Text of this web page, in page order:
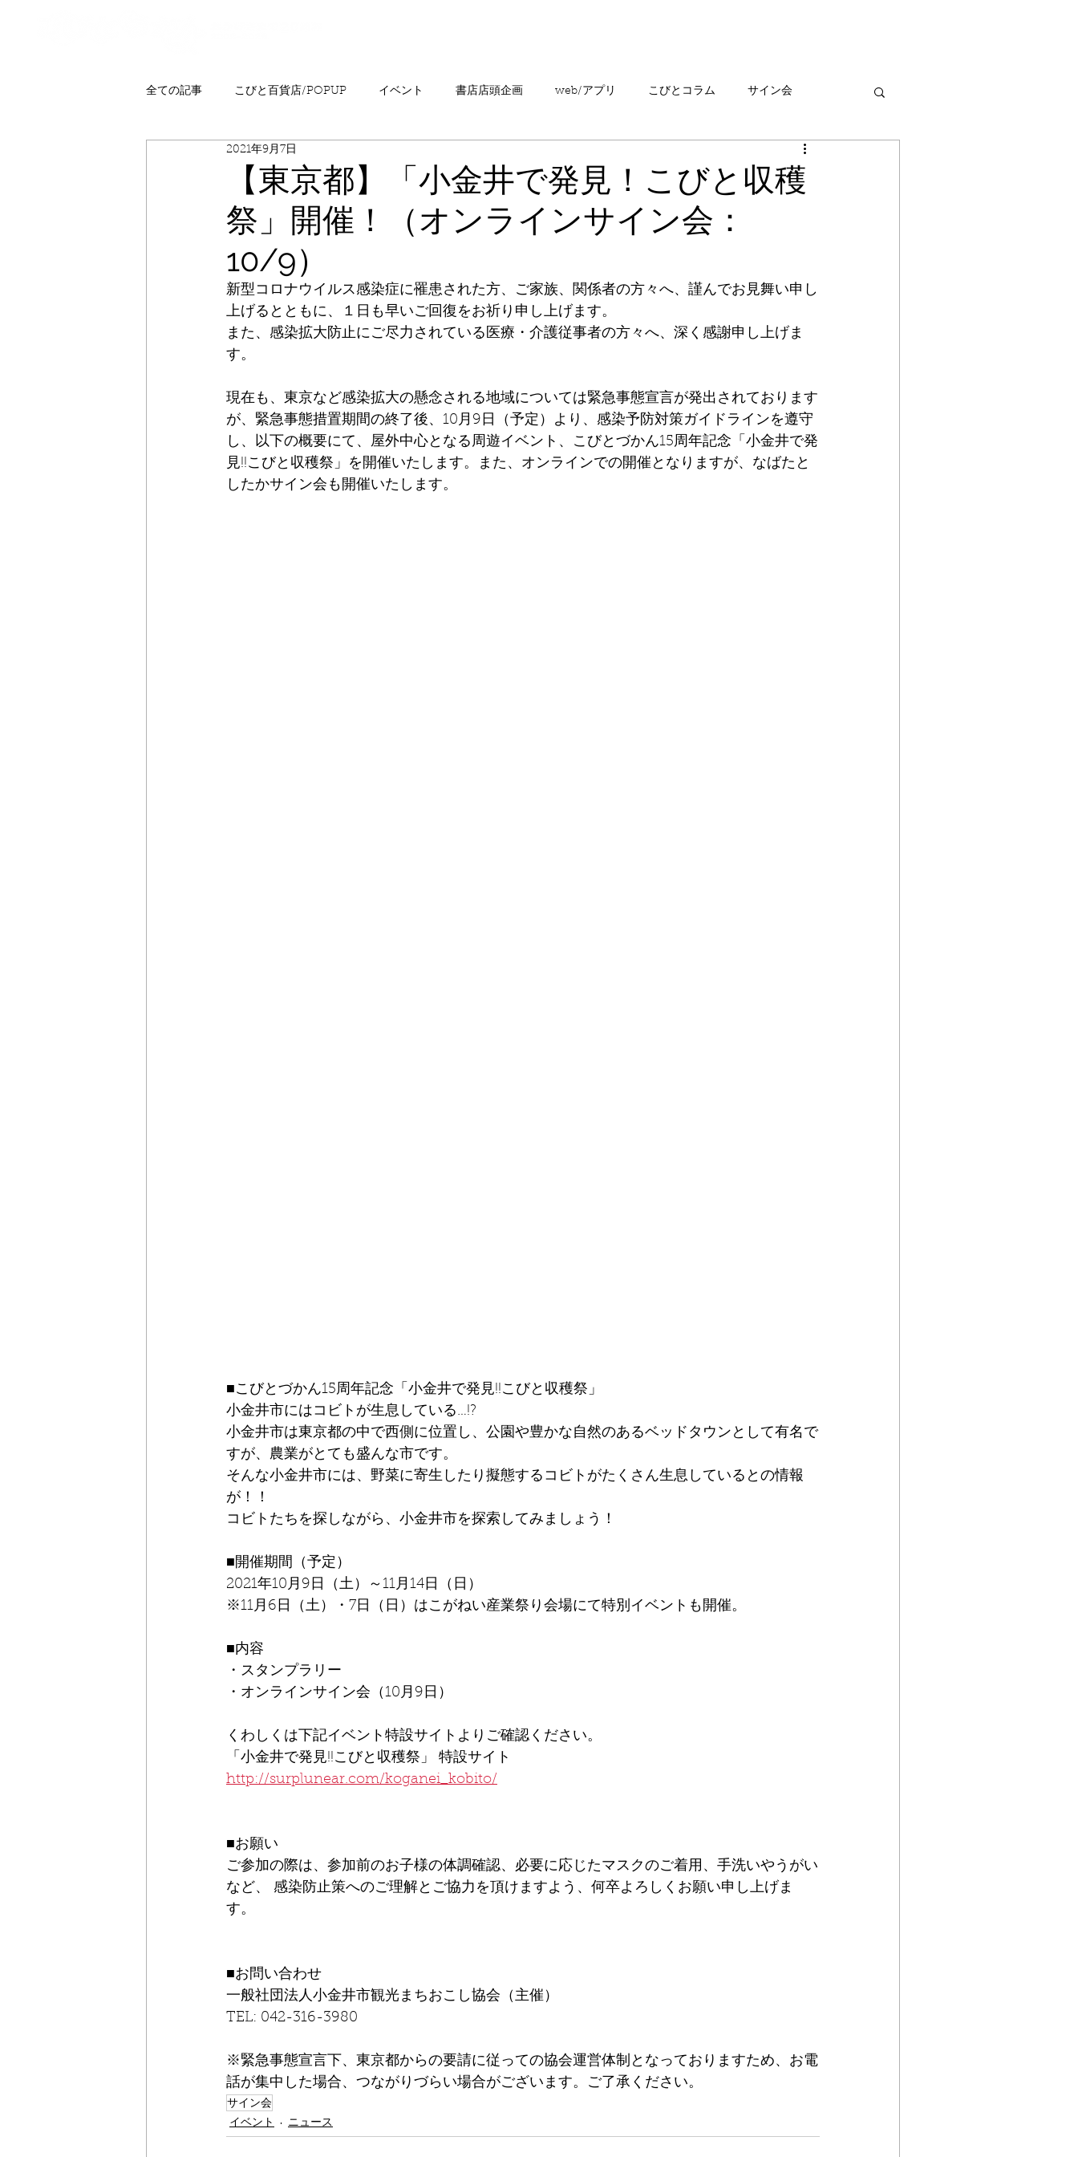
全ての記事 こびと百貨店/POPUP イベント 書店店頭企画 web/アプリ こびとコラム サイン会
プレゼント ニュース
こびとはくぶつかん FAQ こびとづかんの町つるぎ
【東京都】「小金井で発見！こびと収穫
祭」開催！（オンラインサイン会：
10/9）
2021年9月7日
新型コロナウイルス感染症に罹患された方、ご家族、関係者の方々へ、謹んでお見舞い申し
上げるとともに、１日も早いご回復をお祈り申し上げます。
また、感染拡大防止にご尽力されている医療・介護従事者の方々へ、深く感謝申し上げま
す。
現在も、東京など感染拡大の懸念される地域については緊急事態宣言が発出されております
が、緊急事態措置期間の終了後、10月9日（予定）より、感染予防対策ガイドラインを遵守
し、以下の概要にて、屋外中心となる周遊イベント、こびとづかん15周年記念「小金井で発
見!!こびと収穫祭」を開催いたします。また、オンラインでの開催となりますが、なばたと
したかサイン会も開催いたします。
■こびとづかん15周年記念「小金井で発見!!こびと収穫祭」
小金井市にはコビトが生息している…!?
小金井市は東京都の中で西側に位置し、公園や豊かな自然のあるベッドタウンとして有名で
すが、農業がとても盛んな市です。
そんな小金井市には、野菜に寄生したり擬態するコビトがたくさん生息しているとの情報
が！！
コビトたちを探しながら、小金井市を探索してみましょう！
■開催期間（予定）
2021年10月9日（土）～11月14日（日）
※11月6日（土）・7日（日）はこがねい産業祭り会場にて特別イベントも開催。
■内容
・スタンプラリー
・オンラインサイン会（10月9日）
くわしくは下記イベント特設サイトよりご確認ください。
「小金井で発見!!こびと収穫祭」 特設サイト
http://surplunear.com/koganei_kobito/
■お願い
ご参加の際は、参加前のお子様の体調確認、必要に応じたマスクのご着用、手洗いやうがい
など、 感染防止策へのご理解とご協力を頂けますよう、何卒よろしくお願い申し上げま
す。
■お問い合わせ
一般社団法人小金井市観光まちおこし協会（主催）
TEL: 042-316-3980
※緊急事態宣言下、東京都からの要請に従っての協会運営体制となっておりますため、お電
話が集中した場合、つながりづらい場合がございます。ご了承ください。
サイン会
イベント ニュース